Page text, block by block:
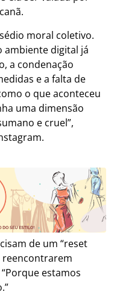
moral coletivo.
ambiente digital já
a condenação
e a falta de
o que aconteceu
uma dimensão
e cruel”,
de um “reset
reencontrarem
estamos